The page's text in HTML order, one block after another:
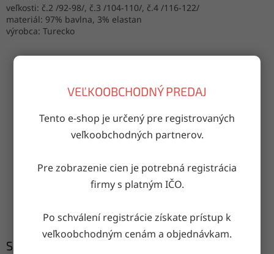
VEĽKOOBCHODNÝ PREDAJ
Tento e-shop je určený pre registrovaných
veľkoobchodných partnerov.
Pre zobrazenie cien je potrebná registrácia
firmy s platným IČO.
Po schválení registrácie získate prístup k
veľkoobchodným cenám a objednávkam.
veľkosti: č.2 /92-98/, č.3 /104-110/, č.4 /116-122/
materiál: 97% bavlna, 3% elastan
výrobca: Turecko
ZDIEĽAŤ
Doručenie do druhého dňa
Súvisiaci tovar